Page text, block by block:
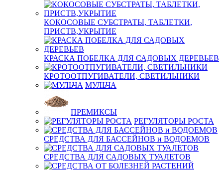
КОКОСОВЫЕ СУБСТРАТЫ, ТАБЛЕТКИ,
ПРИСТВ,УКРЫТИЕ
КРАСКА ПОБЕЛКА ДЛЯ САДОВЫХ ДЕРЕВЬЕВ
КРОТООТПУГИВАТЕЛИ, СВЕТИЛЬНИКИ
МУЛЬЧА
ПРЕМИКСЫ
РЕГУЛЯТОРЫ РОСТА
СРЕДСТВА ДЛЯ БАССЕЙНОВ и ВОДОЕМОВ
СРЕДСТВА ДЛЯ САДОВЫХ ТУАЛЕТОВ